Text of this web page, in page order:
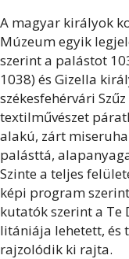
A magyar királyok
Múzeum egyik
szerint a palástot
1038) és Gizella
székesfehérvári
textilművészet
alakú, zárt
palásttá,
Szinte a teljes
képi program
kutatók szerint a Te
litániája lehetett, és
rajzolódik ki rajta.